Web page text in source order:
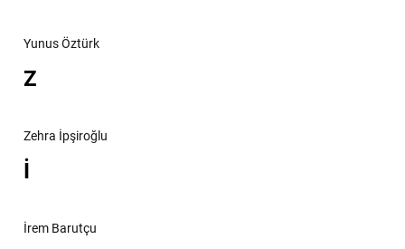
Yunus Öztürk
Z
Zehra İpşiroğlu
İ
İrem Barutçu